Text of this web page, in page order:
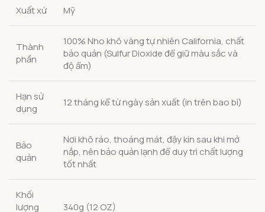
Xuất xứ Mỹ
Thành
phần
100% Nho khô vàng tự nhiên California, chất
bảo quản (Sulfur Dioxide để giữ màu sắc và
độ ẩm)
Hạn sử
dụng
12 tháng kể từ ngày sản xuất (in trên bao bì)
Bảo
quản
Nơi khô ráo, thoáng mát, đậy kín sau khi mở
nắp, nên bảo quản lạnh để duy trì chất lượng
tốt nhất
Khối
lượng
340g (12 OZ)